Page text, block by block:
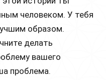
человеком. У тебя
образом.
делать
вашего
проблема.